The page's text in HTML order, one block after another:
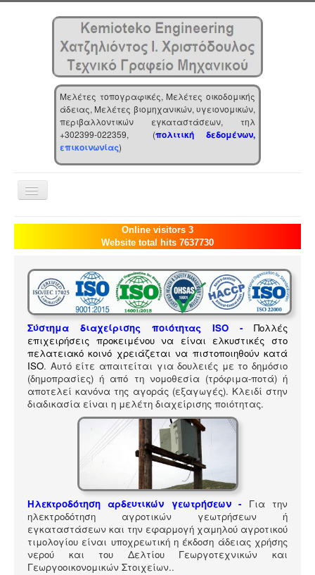
Μελέτες τοπογραφικές, Μελέτες οικοδομικής
άδειας, Μελέτες βιομηχανικών, υγειονομικών,
περιβαλλοντικών εγκαταστάσεων, τηλ
+302399-022359, (πολιτική δεδομένων,
επικοινωνίας)
Toggle
Navigation
Αρχική
Επιχείρηση
Υπηρεσίες
Τα νέα μας
ΠΎΛΗ ΕΡΓΑΛΕΊΩΝ
Αναζήτηση
Online visitors 3
Website total hits 7637730
Σύστημα διαχείρισης ποιότητας ISO - Πολλές
επιχειρήσεις προκειμένου να είναι ελκυστικές στο
πελατειακό κοινό χρειάζεται να πιστοποιηθούν κατά
ISO. Αυτό είτε απαιτείται για δουλειές με το δημόσιο
(δημοπρασίες) ή από τη νομοθεσία (τρόφιμα-ποτά) ή
αποτελεί κανόνα της αγοράς (εξαγωγές). Κλειδί στην
διαδικασία είναι η μελέτη διαχείρισης ποιότητας.
Ηλεκτροδότηση αρδευτικών γεωτρήσεων -
Για την
ηλεκτροδότηση αγροτικών γεωτρήσεων ή
εγκαταστάσεων και την εφαρμογή χαμηλού αγροτικού
τιμολογίου είναι υποχρεωτική η έκδοση άδειας χρήσης
νερού και του Δελτίου Γεωργοτεχνικών και
Γεωργοοικονομικών Στοιχείων..